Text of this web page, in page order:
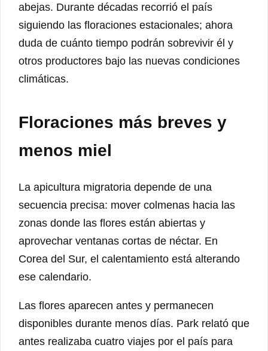
abejas. Durante décadas recorrió el país
siguiendo las floraciones estacionales; ahora
duda de cuánto tiempo podrán sobrevivir él y
otros productores bajo las nuevas condiciones
climáticas.
Floraciones más breves y
menos miel
La apicultura migratoria depende de una
secuencia precisa: mover colmenas hacia las
zonas donde las flores están abiertas y
aprovechar ventanas cortas de néctar. En
Corea del Sur, el calentamiento está alterando
ese calendario.
Las flores aparecen antes y permanecen
disponibles durante menos días. Park relató que
antes realizaba cuatro viajes por el país para